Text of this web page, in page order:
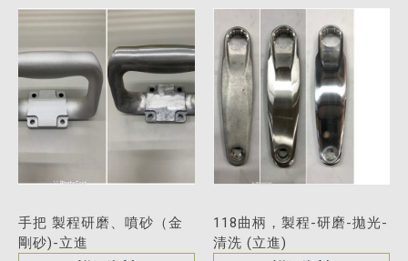
手把 製程研磨、噴砂（金
剛砂)-立進
118曲柄，製程-研磨-拋光-
清洗 (立進)